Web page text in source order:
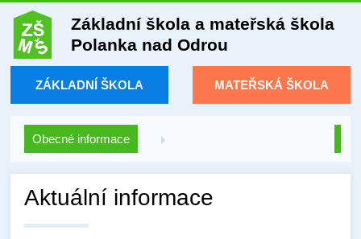
Základní škola a mateřská škola
Polanka nad Odrou
ZÁKLADNÍ ŠKOLA MATEŘSKÁ ŠKOLA
Obecné informace
Aktuální informace